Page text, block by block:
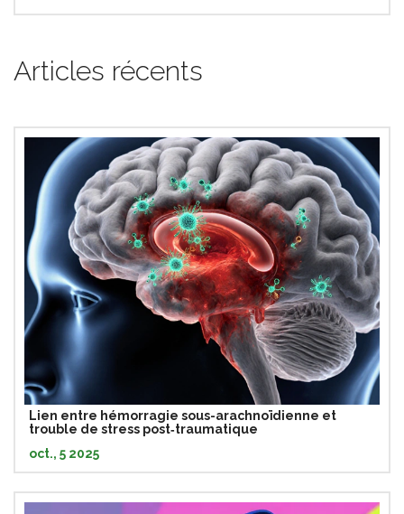
Articles récents
Lien entre hémorragie sous-arachnoïdienne et
trouble de stress post‑traumatique
oct., 5 2025